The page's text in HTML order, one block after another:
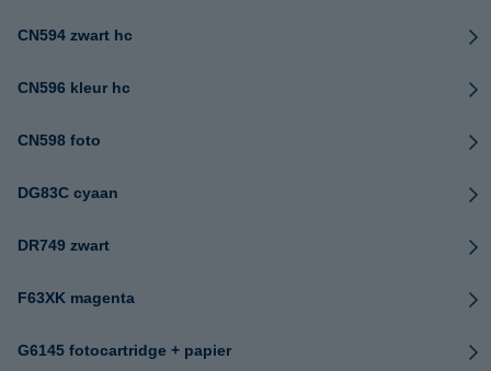
CN594 zwart hc
CN596 kleur hc
CN598 foto
DG83C cyaan
DR749 zwart
F63XK magenta
G6145 fotocartridge + papier